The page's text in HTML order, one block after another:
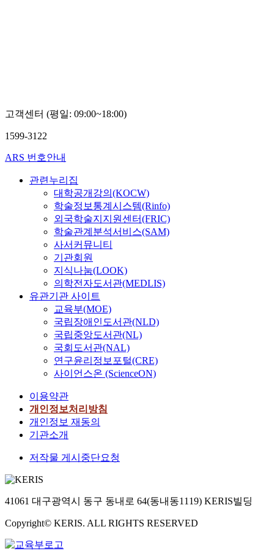
고객센터 (평일: 09:00~18:00)
1599-3122
ARS 번호안내
관련누리집
대학공개강의(KOCW)
학술정보통계시스템(Rinfo)
외국학술지지원센터(FRIC)
학술관계분석서비스(SAM)
사서커뮤니티
기관회원
지식나눔(LOOK)
의학전자도서관(MEDLIS)
유관기관 사이트
교육부(MOE)
국립장애인도서관(NLD)
국립중앙도서관(NL)
국회도서관(NAL)
연구윤리정보포털(CRE)
사이언스온 (ScienceON)
이용약관
개인정보처리방침
개인정보 재동의
기관소개
저작물 게시중단요청
41061 대구광역시 동구 동내로 64(동내동1119) KERIS빌딩
Copyright© KERIS. ALL RIGHTS RESERVED